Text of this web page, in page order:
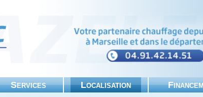
Services Localisation